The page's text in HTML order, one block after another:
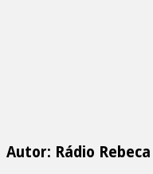
Autor: Rádio Rebeca